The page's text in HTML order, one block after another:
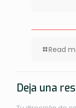
Read
Deja una